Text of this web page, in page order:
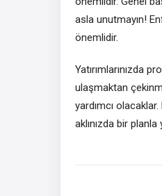
asla unutmayın!
önemlidir.
Yatırımlarınızda
ulaşmaktan
yardımcı
aklınızda bir planla